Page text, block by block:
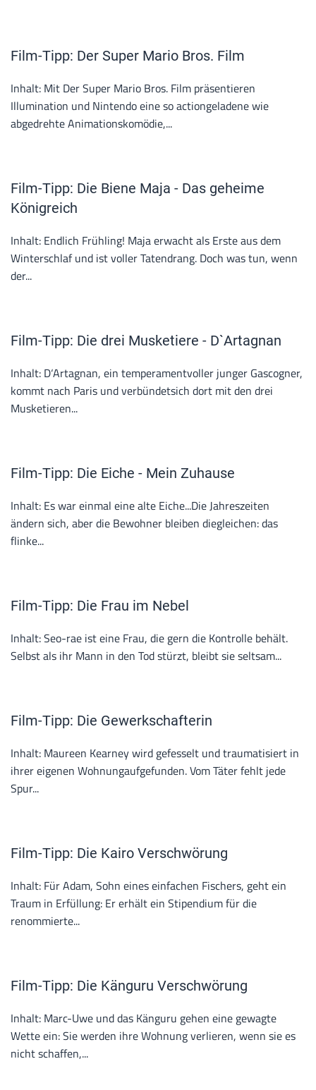
Film-Tipp: Der Super Mario Bros. Film
Inhalt: Mit Der Super Mario Bros. Film präsentieren
Illumination und Nintendo eine so actiongeladene wie
abgedrehte Animationskomödie,...
Film-Tipp: Die Biene Maja - Das geheime
Königreich
Inhalt: Endlich Frühling! Maja erwacht als Erste aus dem
Winterschlaf und ist voller Tatendrang. Doch was tun, wenn
der...
Film-Tipp: Die drei Musketiere - D`Artagnan
Inhalt: D‘Artagnan, ein temperamentvoller junger Gascogner,
kommt nach Paris und verbündetsich dort mit den drei
Musketieren...
Film-Tipp: Die Eiche - Mein Zuhause
Inhalt: Es war einmal eine alte Eiche...Die Jahreszeiten
ändern sich, aber die Bewohner bleiben diegleichen: das
flinke...
Film-Tipp: Die Frau im Nebel
Inhalt: Seo-rae ist eine Frau, die gern die Kontrolle behält.
Selbst als ihr Mann in den Tod stürzt, bleibt sie seltsam...
Film-Tipp: Die Gewerkschafterin
Inhalt: Maureen Kearney wird gefesselt und traumatisiert in
ihrer eigenen Wohnungaufgefunden. Vom Täter fehlt jede
Spur...
Film-Tipp: Die Kairo Verschwörung
Inhalt: Für Adam, Sohn eines einfachen Fischers, geht ein
Traum in Erfüllung: Er erhält ein Stipendium für die
renommierte...
Film-Tipp: Die Känguru Verschwörung
Inhalt: Marc-Uwe und das Känguru gehen eine gewagte
Wette ein: Sie werden ihre Wohnung verlieren, wenn sie es
nicht schaffen,...